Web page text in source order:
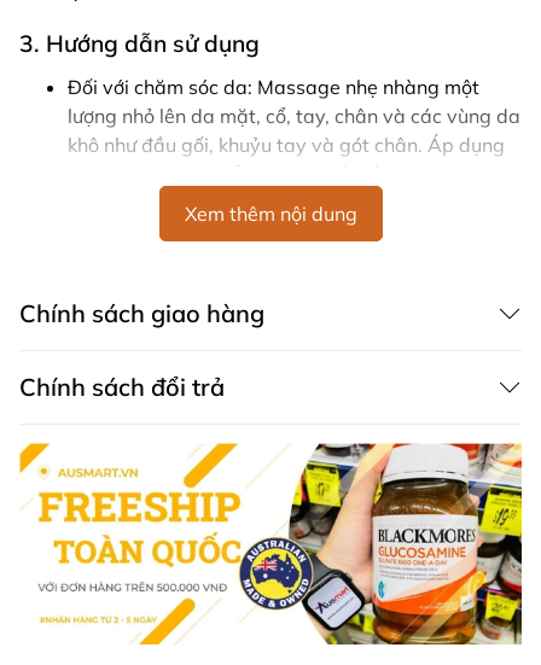
3. Hướng dẫn sử dụng
Đối với chăm sóc da: Massage nhẹ nhàng một
lượng nhỏ lên da mặt, cổ, tay, chân và các vùng da
khô như đầu gối, khuỷu tay và gót chân. Áp dụng
hàng ngày vào buổi sáng và tối để đạt hiệu quả
Đối với dùng uống: Dùng từ 5-10 giọt mỗi ngày, có
là 10 giọt mỗi ngày.
4. Lưu ý khi sử dụng
không đủ vitamin. Nếu tình trạng da không cải thiện,
hãy tham khảo ý kiến của chuyên gia y tế. Bảo quản
sản phẩm ở nhiệt độ dưới 30°C và tránh ánh nắng trực
tiếp.
Tinh dầu Vitamin E Invite E không chỉ là một sản phẩm
dưỡng da hiệu quả mà còn là giải pháp hỗ trợ sức khỏe
làn da từ bên trong. Hãy bắt đầu chăm sóc làn da của
Xem thêm nội dung
Chính sách giao hàng
Chính sách đổi trả